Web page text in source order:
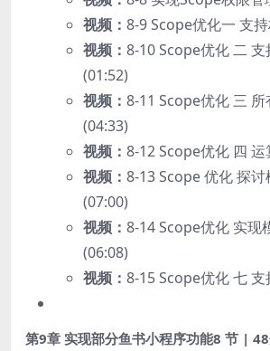
视频： 8-9 Scope优化一 支
视频： 8-10 Scope优化 二
(01:52)
视频： 8-11 Scope优化 三
(04:33)
视频： 8-12 Scope优化 四
视频： 8-13 Scope 优化 探
(07:00)
视频： 8-14 Scope优化 实现
(06:08)
视频： 8-15 Scope优化 七 支
第9章 实现部分鱼书小程序功能8 节 |